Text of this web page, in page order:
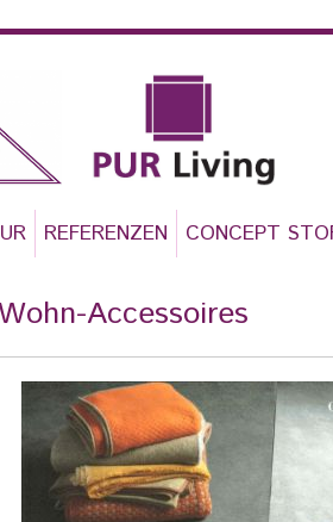
REFERENZEN CONCEPT
Accessoires